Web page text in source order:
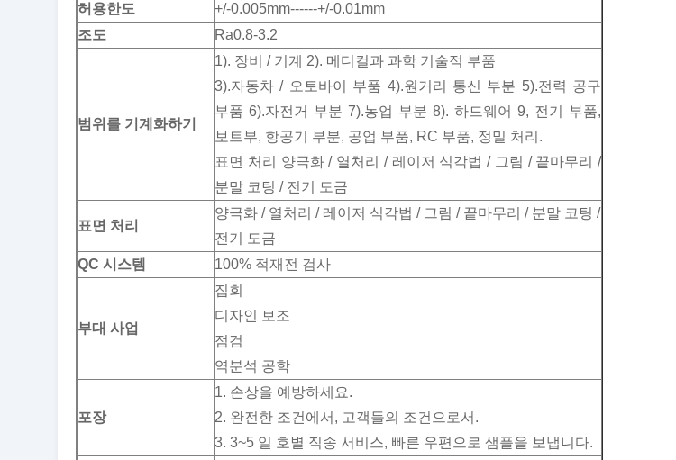
허용한도
+/-0.005mm------+/-0.01mm
조도
Ra0.8-3.2
범위를 기계화하기
1). 장비 / 기계 2). 메디컬과 과학 기술적 부품
3).자동차 / 오토바이 부품 4).원거리 통신 부분 5).전력 공구
부품 6).자전거 부분 7).농업 부분 8). 하드웨어 9, 전기 부품,
보트부, 항공기 부분, 공업 부품, RC 부품, 정밀 처리.
표면 처리 양극화 / 열처리 / 레이저 식각법 / 그림 / 끝마무리 /
분말 코팅 / 전기 도금
표면 처리
양극화 / 열처리 / 레이저 식각법 / 그림 / 끝마무리 / 분말 코팅 /
전기 도금
QC 시스템
100% 적재전 검사
부대 사업
집회
디자인 보조
점검
역분석 공학
포장
1. 손상을 예방하세요.
2. 완전한 조건에서, 고객들의 조건으로서.
3. 3~5 일 호별 직송 서비스, 빠른 우편으로 샘플을 보냅니다.